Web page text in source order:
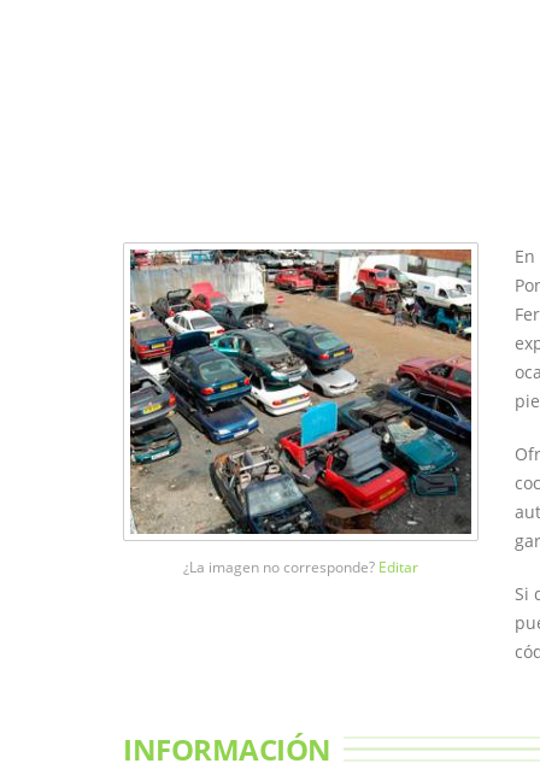
¿La imagen no corresponde? Editar
Si
INFORMACIÓN